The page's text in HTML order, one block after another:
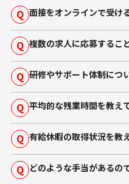
Q 面接をオンラインで受け
Q 複数の求人に応募するこ
Q 研修やサポート体制につ
Q 平均的な残業時間を教え
Q 有給休暇の取得状況を教
Q どのような手当があるの